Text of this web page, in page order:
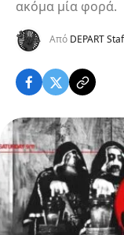
ακόμα μία φορά.
Από DEPART